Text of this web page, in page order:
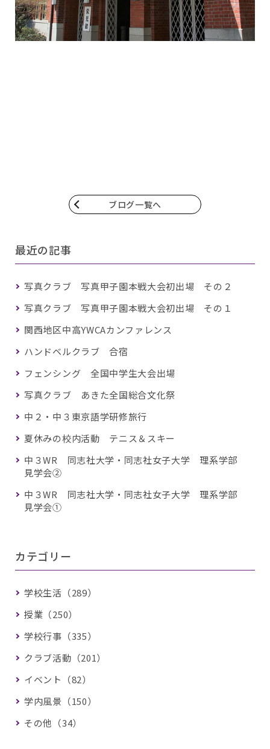
ブログ一覧へ
最近の記事
写真クラブ 写真甲子園本戦大会初出場 その２
写真クラブ 写真甲子園本戦大会初出場 その１
関西地区中高YWCAカンファレンス
ハンドベルクラブ 合宿
フェンシング 全国中学生大会出場
写真クラブ あきた全国総合文化祭
中２・中３東京語学研修旅行
夏休みの校内活動 テニス＆スキー
中３WR 同志社大学・同志社女子大学 理系学部
見学会②
中３WR 同志社大学・同志社女子大学 理系学部
見学会①
カテゴリー
学校生活（289）
授業（250）
学校行事（335）
クラブ活動（201）
イベント（82）
学内風景（150）
その他（34）